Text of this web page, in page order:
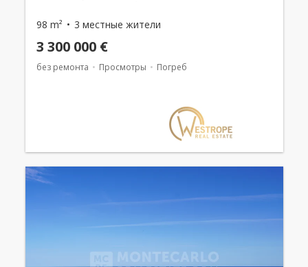
98 m² 3 местные жители
3 300 000 €
без ремонта Просмотры Погреб